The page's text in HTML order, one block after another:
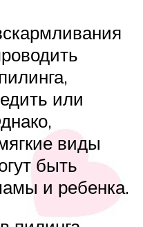
или
виды
быть
и ребенка.